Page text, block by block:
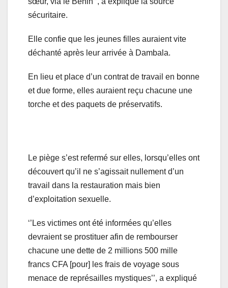
sécuritaire.
Elle confie que les jeunes filles auraient vite
déchanté après leur arrivée à Dambala.
En lieu et place d’un contrat de travail en bonne
et due forme, elles auraient reçu chacune une
torche et des paquets de préservatifs.
Le piège s’est refermé sur elles, lorsqu’elles ont
découvert qu’il ne s’agissait nullement d’un
travail dans la restauration mais bien
d’exploitation sexuelle.
‘’Les victimes ont été informées qu’elles
devraient se prostituer afin de rembourser
chacune une dette de 2 millions 500 mille
francs CFA [pour] les frais de voyage sous
menace de représailles mystiques’’, a expliqué